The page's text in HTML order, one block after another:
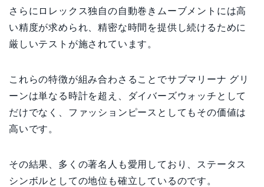
さらにロレックス独自の自動巻きムーブメントには高
い精度が求められ、精密な時間を提供し続けるために
厳しいテストが施されています。
これらの特徴が組み合わさることでサブマリーナ グリ
ーンは単なる時計を超え、ダイバーズウォッチとして
だけでなく、ファッションピースとしてもその価値は
高いです。
その結果、多くの著名人も愛用しており、ステータス
シンボルとしての地位も確立しているのです。